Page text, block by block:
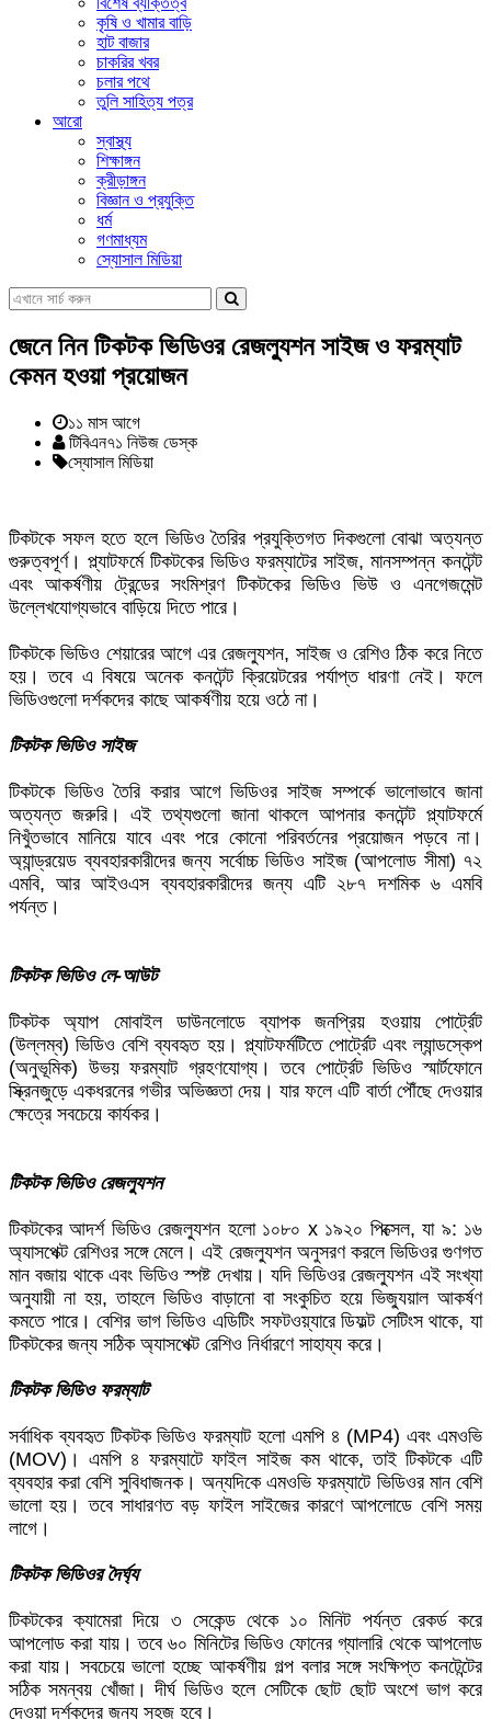
কৃষি ও খামার বাড়ি
হাট বাজার
চাকরির খবর
চলার পথে
তুলি সাহিত্য পত্র
আরো
স্বাস্থ্য
শিক্ষাঙ্গন
ক্রীড়াঙ্গন
বিজ্ঞান ও প্রযুক্তি
ধর্ম
গণমাধ্যম
স্যোসাল মিডিয়া
জেনে নিন টিকটক ভিডিওর রেজল্যুশন সাইজ ও ফরম্যাট
কেমন হওয়া প্রয়োজন
১১ মাস আগে
টিবিএন৭১ নিউজ ডেস্ক
স্যোসাল মিডিয়া
টিকটকে সফল হতে হলে ভিডিও তৈরির প্রযুক্তিগত দিকগুলো বোঝা অত্যন্ত
গুরুত্বপূর্ণ। প্ল্যাটফর্মে টিকটকের ভিডিও ফরম্যাটের সাইজ, মানসম্পন্ন কনটেন্ট
এবং আকর্ষণীয় ট্রেন্ডের সংমিশ্রণ টিকটকের ভিডিও ভিউ ও এনগেজমেন্ট
উল্লেখযোগ্যভাবে বাড়িয়ে দিতে পারে।
টিকটকে ভিডিও শেয়ারের আগে এর রেজল্যুশন, সাইজ ও রেশিও ঠিক করে নিতে
হয়। তবে এ বিষয়ে অনেক কনটেন্ট ক্রিয়েটরের পর্যাপ্ত ধারণা নেই। ফলে
ভিডিওগুলো দর্শকদের কাছে আকর্ষণীয় হয়ে ওঠে না।
টিকটক ভিডিও সাইজ
টিকটকে ভিডিও তৈরি করার আগে ভিডিওর সাইজ সম্পর্কে ভালোভাবে জানা
অত্যন্ত জরুরি। এই তথ্যগুলো জানা থাকলে আপনার কনটেন্ট প্ল্যাটফর্মে
নিখুঁতভাবে মানিয়ে যাবে এবং পরে কোনো পরিবর্তনের প্রয়োজন পড়বে না।
অ্যান্ড্রয়েড ব্যবহারকারীদের জন্য সর্বোচ্চ ভিডিও সাইজ (আপলোড সীমা) ৭২
এমবি, আর আইওএস ব্যবহারকারীদের জন্য এটি ২৮৭ দশমিক ৬ এমবি
পর্যন্ত।
টিকটক ভিডিও লে-আউট
টিকটক অ্যাপ মোবাইল ডাউনলোডে ব্যাপক জনপ্রিয় হওয়ায় পোর্ট্রেট
(উল্লম্ব) ভিডিও বেশি ব্যবহৃত হয়। প্ল্যাটফর্মটিতে পোর্ট্রেট এবং ল্যান্ডস্কেপ
(অনুভূমিক) উভয় ফরম্যাট গ্রহণযোগ্য। তবে পোর্ট্রেট ভিডিও স্মার্টফোনে
স্ক্রিনজুড়ে একধরনের গভীর অভিজ্ঞতা দেয়। যার ফলে এটি বার্তা পৌঁছে দেওয়ার
ক্ষেত্রে সবচেয়ে কার্যকর।
টিকটক ভিডিও রেজল্যুশন
টিকটকের আদর্শ ভিডিও রেজল্যুশন হলো ১০৮০ x ১৯২০ পিক্সেল, যা ৯: ১৬
অ্যাসপেক্ট রেশিওর সঙ্গে মেলে। এই রেজল্যুশন অনুসরণ করলে ভিডিওর গুণগত
মান বজায় থাকে এবং ভিডিও স্পষ্ট দেখায়। যদি ভিডিওর রেজল্যুশন এই সংখ্যা
অনুযায়ী না হয়, তাহলে ভিডিও বাড়ানো বা সংকুচিত হয়ে ভিজ্যুয়াল আকর্ষণ
কমতে পারে। বেশির ভাগ ভিডিও এডিটিং সফটওয়্যারে ডিফল্ট সেটিংস থাকে, যা
টিকটকের জন্য সঠিক অ্যাসপেক্ট রেশিও নির্ধারণে সাহায্য করে।
টিকটক ভিডিও ফরম্যাট
সর্বাধিক ব্যবহৃত টিকটক ভিডিও ফরম্যাট হলো এমপি ৪ (MP4) এবং এমওভি
(MOV)। এমপি ৪ ফরম্যাটে ফাইল সাইজ কম থাকে, তাই টিকটকে এটি
ব্যবহার করা বেশি সুবিধাজনক। অন্যদিকে এমওভি ফরম্যাটে ভিডিওর মান বেশি
ভালো হয়। তবে সাধারণত বড় ফাইল সাইজের কারণে আপলোডে বেশি সময়
লাগে।
টিকটক ভিডিওর দৈর্ঘ্য
টিকটকের ক্যামেরা দিয়ে ৩ সেকেন্ড থেকে ১০ মিনিট পর্যন্ত রেকর্ড করে
আপলোড করা যায়। তবে ৬০ মিনিটের ভিডিও ফোনের গ্যালারি থেকে আপলোড
করা যায়। সবচেয়ে ভালো হচ্ছে আকর্ষণীয় গল্প বলার সঙ্গে সংক্ষিপ্ত কনটেন্টের
সঠিক সমন্বয় খোঁজা। দীর্ঘ ভিডিও হলে সেটিকে ছোট ছোট অংশে ভাগ করে
দেওয়া দর্শকদের জন্য সহজ হবে।